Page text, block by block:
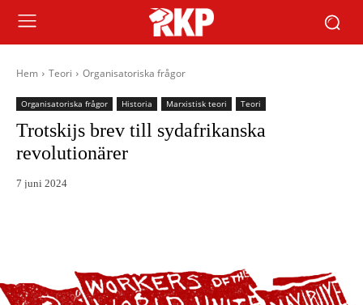
Hem Teori Organisatoriska frågor
Organisatoriska frågor Historia Marxistisk teori Teori
Trotskijs brev till sydafrikanska
revolutionärer
7 juni 2024